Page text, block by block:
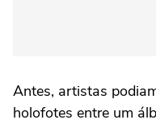
Antes, artistas
holofotes entre um